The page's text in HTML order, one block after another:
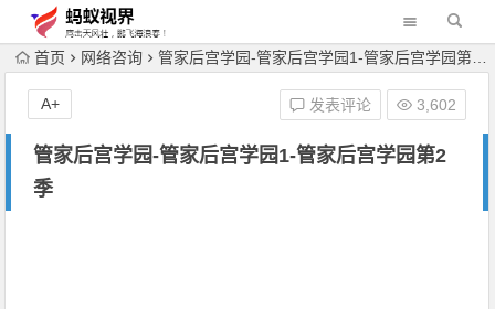
首页 网络咨询 管家后宫学园-管家后宫学园1-管家后宫学园第2季
管家后宫学园-管家后宫学园1-管家后宫学园第2
季
发表评论 3,602
A+